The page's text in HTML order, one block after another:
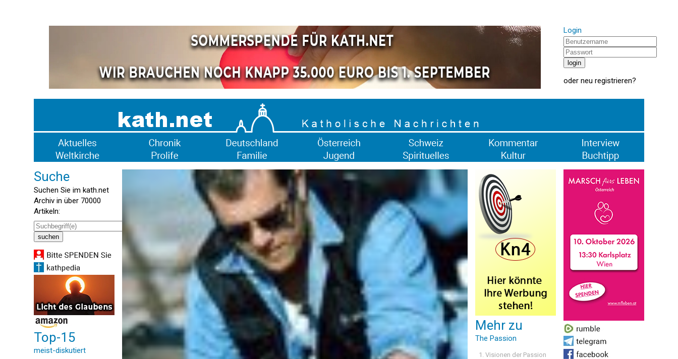
Login
oder neu registrieren?
Suche
Suchen Sie im kath.net
Archiv in über 70000
Artikeln:
Top-15
meist-diskutiert
Mehr zu
The Passion
Visionen der Passion